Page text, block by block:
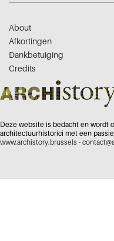
About
Afkortingen
Dankbetuiging
Credits
Deze website is bedacht en wordt
architectuurhistorici met een
www.archistory.brussels -